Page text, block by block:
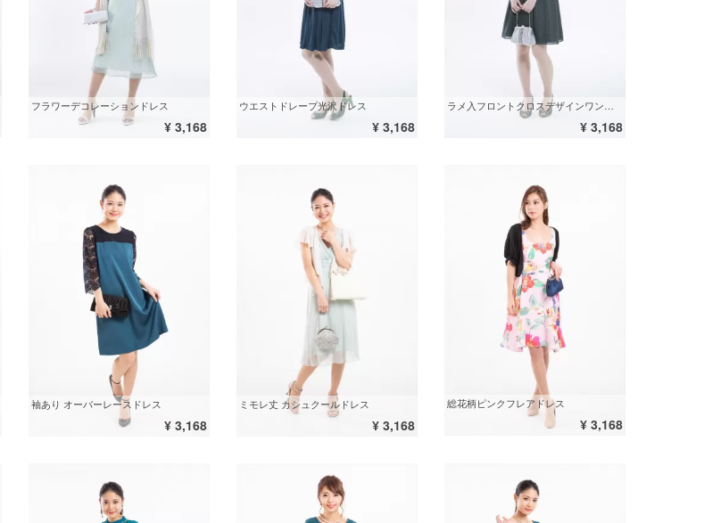
フラワーデコレーションドレス
¥ 3,168
ウエストドレープ光沢ドレス
¥ 3,168
ラメ入フロントクロスデザインワンピース
¥ 3,168
袖あり オーバーレースドレス
¥ 3,168
ミモレ丈 カシュクールドレス
¥ 3,168
総花柄ピンクフレアドレス
¥ 3,168